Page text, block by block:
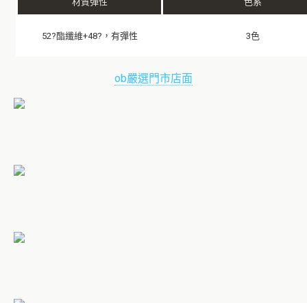
52?酯纖維+48?，有彈性 3色
ob嚴選門市店面